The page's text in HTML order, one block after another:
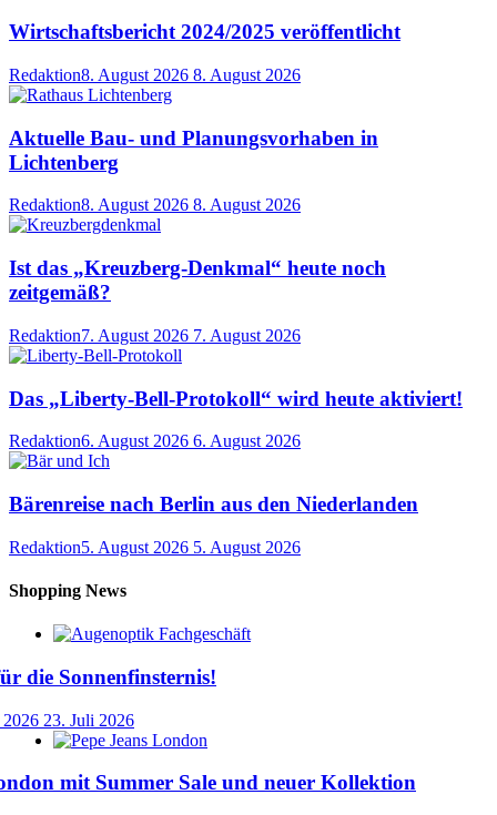
Wirtschaftsbericht 2024/2025 veröffentlicht
Redaktion8. August 2026 8. August 2026
Aktuelle Bau- und Planungsvorhaben in
Lichtenberg
Redaktion8. August 2026 8. August 2026
Ist das „Kreuzberg-Denkmal“ heute noch
zeitgemäß?
Redaktion7. August 2026 7. August 2026
Das „Liberty-Bell-Protokoll“ wird heute aktiviert!
Redaktion6. August 2026 6. August 2026
Bärenreise nach Berlin aus den Niederlanden
Redaktion5. August 2026 5. August 2026
Shopping News
die Sonnenfinsternis!
23. Juli 2026
mit Summer Sale und neuer Kollektion